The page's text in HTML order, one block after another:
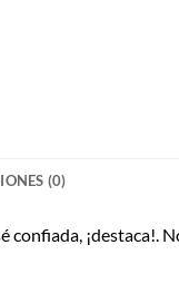
(0)
¡destaca!.